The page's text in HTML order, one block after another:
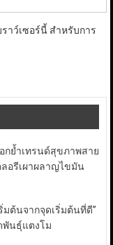
าว์เซอร์นี้ สำหรับการ
กย้ำเทรนด์สุขภาพสาย
คลอรีเผาผลาญไขมัน
มต้นจากจุดเริ่มต้นที่ดี”
พันธุ์แตงโม